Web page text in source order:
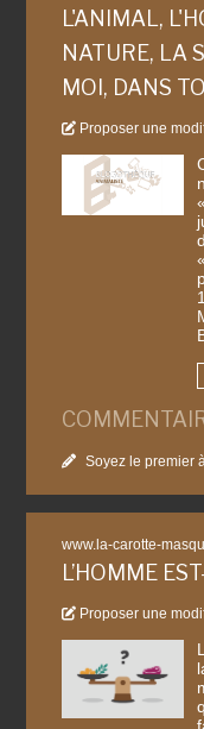
L'ANIMAL,
NATURE, LA
MOI, DANS
Proposer une
Soyez le premier
www.la-carotte-
L’HOMME
Proposer une